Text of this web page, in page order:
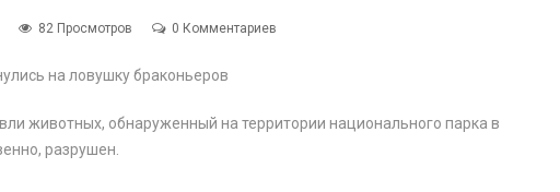
82 Просмотров 0 Комментариев
животных, обнаруженный на территории национального парка в
разрушен.